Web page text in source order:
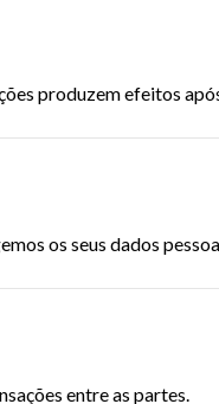
produzem efeitos
os seus dados
entre as partes.